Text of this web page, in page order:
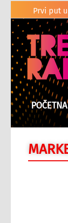
Prvi put
POČETNA